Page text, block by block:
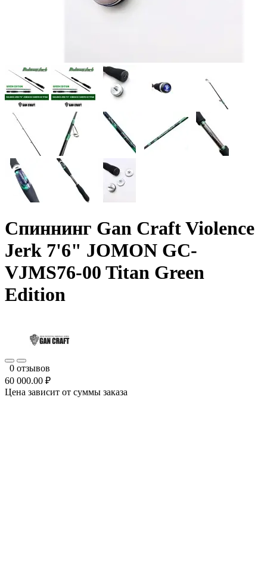
Спиннинг Gan Craft Violence
Jerk 7'6" JOMON GC-
VJMS76-00 Titan Green
Edition
0 отзывов
60 000.00 ₽
Цена зависит от суммы заказа